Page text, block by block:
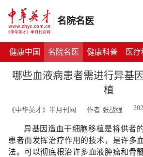
名院名医
健康中国 名院名医 健康科普 医
哪些血液病患者需进行异基
植
《中华英才》半月刊网 作者:张战强
异基因造血干细胞移植是将供者
患者而发挥治疗作用的技术，是许多
法。可以彻底根治许多血液肿瘤和骨